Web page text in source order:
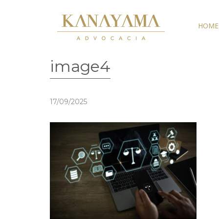
HOME
image4
17/09/2025